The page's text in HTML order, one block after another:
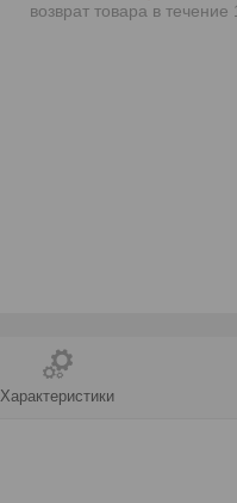
возврат товара в течение
Характеристики